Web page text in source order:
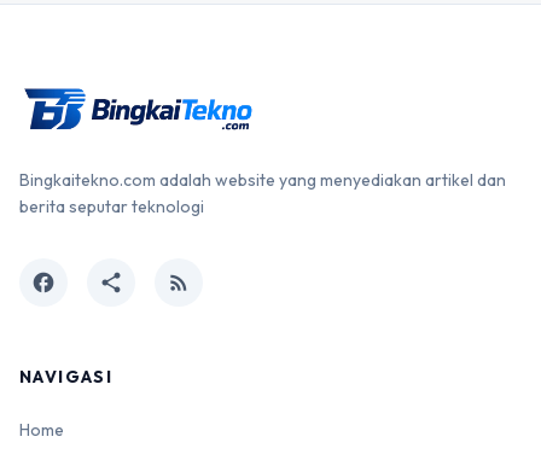
Bingkaitekno.com adalah website yang menyediakan artikel dan
berita seputar teknologi
facebook share rss_feed
NAVIGASI
Home